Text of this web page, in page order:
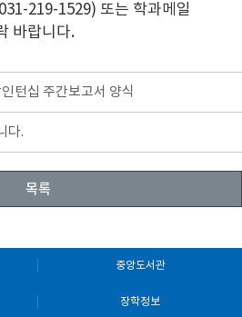
219-1529) 또는 학과메일
바랍니다.
턴십 주간보고서 양식
다.
목록
중앙도서관
장학정보